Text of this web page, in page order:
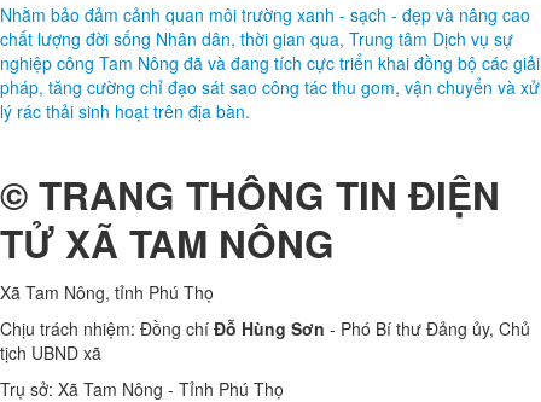
Nhằm bảo đảm cảnh quan môi trường xanh - sạch - đẹp và nâng cao
chất lượng đời sống Nhân dân, thời gian qua, Trung tâm Dịch vụ sự
nghiệp công Tam Nông đã và đang tích cực triển khai đồng bộ các giải
pháp, tăng cường chỉ đạo sát sao công tác thu gom, vận chuyển và xử
lý rác thải sinh hoạt trên địa bàn.
© TRANG THÔNG TIN ĐIỆN
TỬ XÃ TAM NÔNG
Xã Tam Nông, tỉnh Phú Thọ
Chịu trách nhiệm: Đồng chí Đỗ Hùng Sơn - Phó Bí thư Đảng ủy, Chủ
tịch UBND xã
Trụ sở: Xã Tam Nông - Tỉnh Phú Thọ